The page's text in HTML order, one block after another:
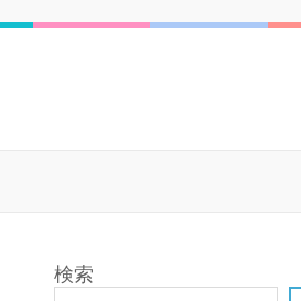
検索